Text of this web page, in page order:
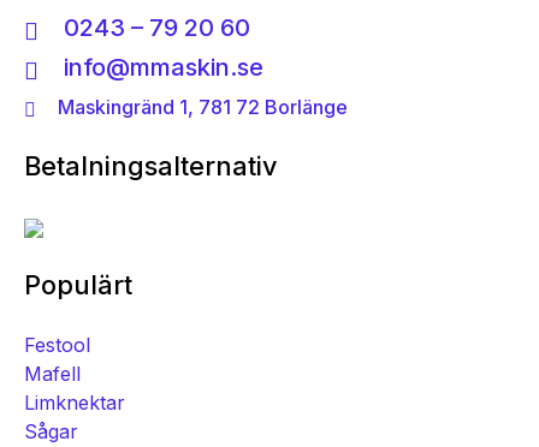
0243 – 79 20 60
info@mmaskin.se
Maskingränd 1, 781 72 Borlänge
Betalningsalternativ
Populärt
Festool
Mafell
Limknektar
Sågar